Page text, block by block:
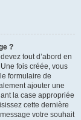
?
tout d’abord en
fois créée, vous
formulaire de
ajouter une
la case appropriée
cette dernière
votre souhait